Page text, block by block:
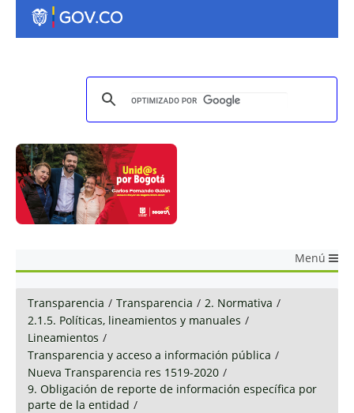
Menú
Transparencia / Transparencia / 2. Normativa /
2.1.5. Políticas, lineamientos y manuales /
Lineamientos /
Transparencia y acceso a información pública /
Nueva Transparencia res 1519-2020 /
9. Obligación de reporte de información específica por
parte de la entidad /